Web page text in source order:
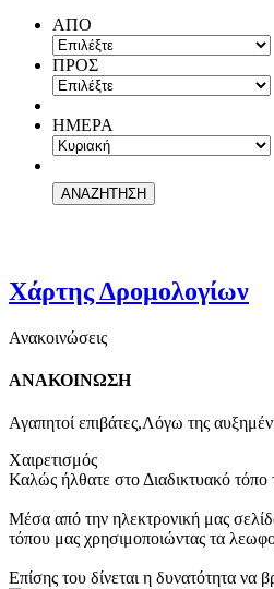
ΑΠΟ
ΠΡΟΣ
ΗΜΕΡΑ
Χάρτης Δρομολογίων
Ανακοινώσεις
ΑΝΑΚΟΙΝΩΣΗ
Αγαπητοί επιβάτες,Λόγω της
Χαιρετισμός
Καλώς ήλθατε στο Διαδικτυακό
Μέσα από την ηλεκτρονική μας
τόπου μας χρησιμοποιώντας τα
Επίσης του δίνεται η δυνατότητα να